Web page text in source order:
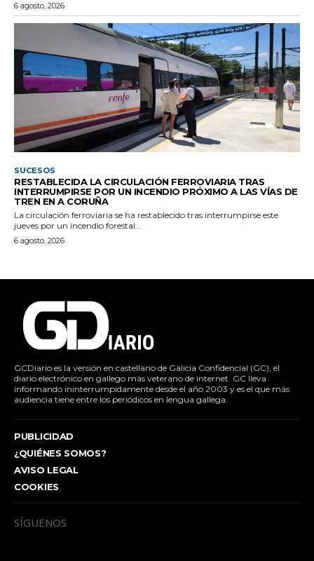
6 agosto, 2026
SUCESOS
RESTABLECIDA LA CIRCULACIÓN FERROVIARIA TRAS
INTERRUMPIRSE POR UN INCENDIO PRÓXIMO A LAS VÍAS DE
TREN EN A CORUÑA
La circulación ferroviaria se ha restablecido tras interrumpirse este
jueves por un incendio forestal...
6 agosto, 2026
GCDiario es la versión en castellano de Galicia Confidencial (GC), el
diario electrónico en gallego más veterano de internet. GC lleva
informando ininterrumpidamente desde el año 2003 y es el que más
audiencia tiene entre los periódicos en lengua gallega.
PUBLICIDAD
¿QUIÉNES SOMOS?
AVISO LEGAL
COOKIES
SÍGUENOS